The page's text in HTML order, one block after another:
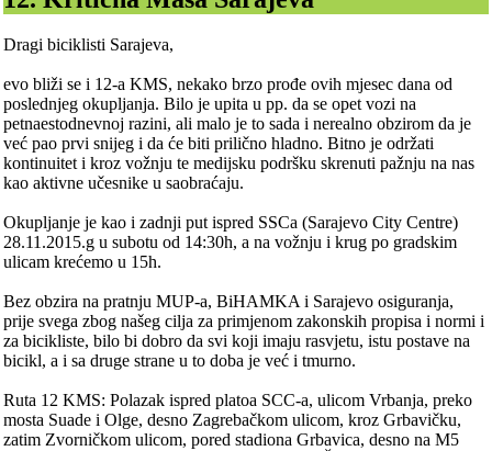
Dragi biciklisti Sarajeva,
evo bliži se i 12-a KMS, nekako brzo prođe ovih mjesec dana od
poslednjeg okupljanja. Bilo je upita u pp. da se opet vozi na
petnaestodnevnoj razini, ali malo je to sada i nerealno obzirom da je
već pao prvi snijeg i da će biti prilično hladno. Bitno je održati
kontinuitet i kroz vožnju te medijsku podršku skrenuti pažnju na nas
kao aktivne učesnike u saobraćaju.
Okupljanje je kao i zadnji put ispred SSCa (Sarajevo City Centre)
28.11.2015.g u subotu od 14:30h, a na vožnju i krug po gradskim
ulicam krećemo u 15h.
Bez obzira na pratnju MUP-a, BiHAMKA i Sarajevo osiguranja,
prije svega zbog našeg cilja za primjenom zakonskih propisa i normi i
za bicikliste, bilo bi dobro da svi koji imaju rasvjetu, istu postave na
bicikl, a i sa druge strane u to doba je već i tmurno.
Ruta 12 KMS: Polazak ispred platoa SCC-a, ulicom Vrbanja, preko
mosta Suade i Olge, desno Zagrebačkom ulicom, kroz Grbavičku,
zatim Zvorničkom ulicom, pored stadiona Grbavica, desno na M5